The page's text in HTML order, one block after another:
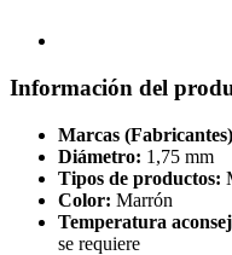
Información del
Marcas
Diámetro: 1,75 mm
Tipos de productos:
Color: Marrón
Temperatura
se requiere